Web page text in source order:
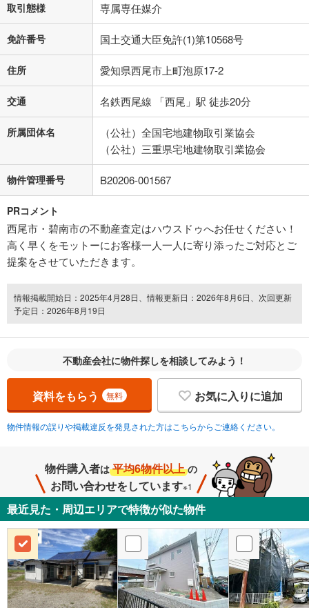
取引態様 専属専任媒介
免許番号 国土交通大臣免許(1)第10568号
住所 愛知県西尾市上町泡原17-2
交通 名鉄西尾線 「西尾」駅 徒歩20分
所属団体名
（公社）全国宅地建物取引業協会
（公社）三重県宅地建物取引業協会
物件管理番号 B20206-001567
PRコメント
西尾市・碧南市の不動産査定はハウスドゥへお任せください！
高く早くをモットーにお客様一人一人に寄り添ったご対応とご
提案をさせていただきます。
情報掲載開始日：2025年4月28日、情報更新日：2026年8月6日、次回更新
予定日：2026年8月19日
不動産会社に物件探しを相談してみよう！
資料をもらう 無料 お気に入りに追加
物件情報の誤りや掲載違反を発見された方はこちらからご連絡ください。
物件購入者は 平均6物件以上 の
お問い合わせをしています※1
最近見た・周辺エリアで特徴が似た物件